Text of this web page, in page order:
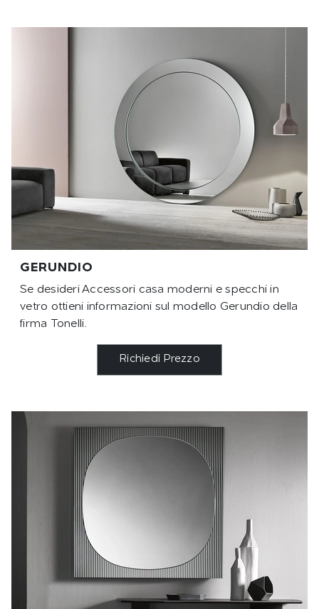
GERUNDIO
Se desideri Accessori casa moderni e specchi in
vetro ottieni informazioni sul modello Gerundio della
firma Tonelli.
Richiedi Prezzo